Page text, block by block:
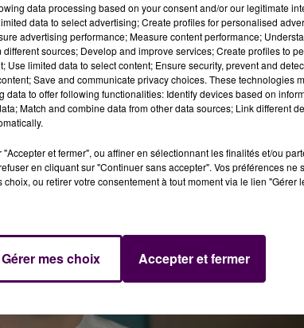
data processing based on your consent and/or our legitimate
data to select advertising; Create profiles for personalised
advertising performance; Measure content performance;
sources; Develop and improve services; Create profiles to
Use limited data to select content; Ensure security, prevent and
Save and communicate privacy choices. These technologies
data to offer following functionalities: Identify devices based on
Match and combine data from other data sources; Link different
et fermer", ou affiner en sélectionnant les finalités et/ou
en cliquant sur "Continuer sans accepter". Vos préférences ne
ou retirer votre consentement à tout moment via le lien "Gérer
Gérer mes choix Accepter et fermer